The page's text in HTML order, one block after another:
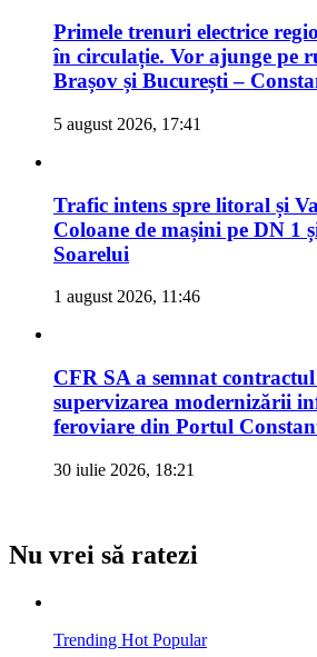
Primele trenuri electrice
în circulație. Vor ajunge pe
Brașov și București –
5 august 2026, 17:41
Trafic intens spre litoral și
Coloane de mașini pe DN 1
Soarelui
1 august 2026, 11:46
CFR SA a semnat
supervizarea modernizării
feroviare din Portul
30 iulie 2026, 18:21
Nu vrei să ratezi
Trending Hot Popular